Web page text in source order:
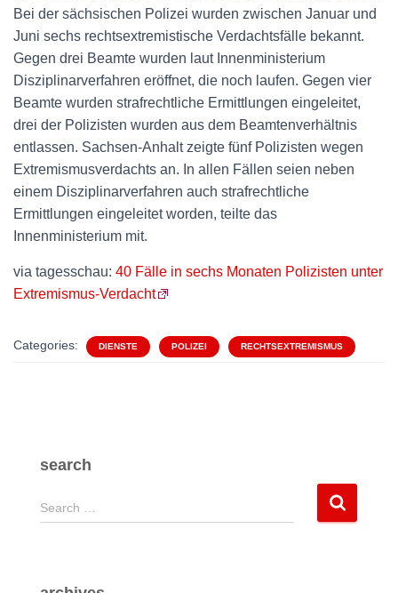
Bei der sächsischen Polizei wurden zwischen Januar und
Juni sechs rechtsextremistische Verdachtsfälle bekannt.
Gegen drei Beamte wurden laut Innenministerium
Disziplinarverfahren eröffnet, die noch laufen. Gegen vier
Beamte wurden strafrechtliche Ermittlungen eingeleitet,
drei der Polizisten wurden aus dem Beamtenverhältnis
entlassen. Sachsen-Anhalt zeigte fünf Polizisten wegen
Extremismusverdachts an. In allen Fällen seien neben
einem Disziplinarverfahren auch strafrechtliche
Ermittlungen eingeleitet worden, teilte das
Innenministerium mit.
via tagesschau: 40 Fälle in sechs Monaten Polizisten unter
Extremismus-Verdacht
Categories: DIENSTE POLIZEI RECHTSEXTREMISMUS
search
S
e
Search …